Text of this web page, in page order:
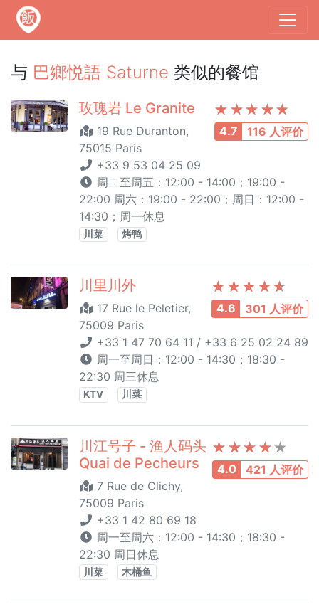
与 巴鄉悦語 Saturne 类似的餐馆
4.7 116 人评价
玫瑰岩 Le Granite
19 Rue Duranton,
75015 Paris
+33 9 53 04 25 09
周二至周五：12:00 - 14:00；19:00 -
22:00 周六：19:00 - 22:00；周日：12:00 -
14:30；周一休息
川菜 烤鸭
4.6 301 人评价
川里川外
17 Rue le Peletier,
75009 Paris
+33 1 47 70 64 11 / +33 6 25 02 24 89
周一至周日：12:00 - 14:30；18:30 -
22:30 周三休息
KTV 川菜
4.0 421 人评价
川江号子 - 渔人码头
Quai de Pecheurs
7 Rue de Clichy,
75009 Paris
+33 1 42 80 69 18
周一至周六：12:00 - 14:30；18:30 -
22:30 周日休息
川菜 木桶鱼